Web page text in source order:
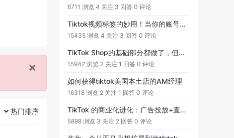
×
热门排序
6711 浏览 4 关注 3 回答 0 评论
Tiktok视频标签的妙用！当你的账号视频推送的流量不是你的目标地区的时候，是可以通过添加目标区域标签的方法去改善的。
15435 浏览 4 关注 3 回答 0 评论
TikTok Shop的基础部分都做了，但是达人还是没有找到满意的，如何获取优质达人？
15942 浏览 2 关注 1 回答 0 评论
如何获得tiktok美国本土店的AM经理
16318 浏览 2 关注 1 回答 0 评论
TikTok 的商业化进化：广告投放+直播带货成核心引擎，海外布局在加速
5898 浏览 3 关注 2 回答 0 评论